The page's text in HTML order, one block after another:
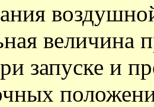
величина
запуске и